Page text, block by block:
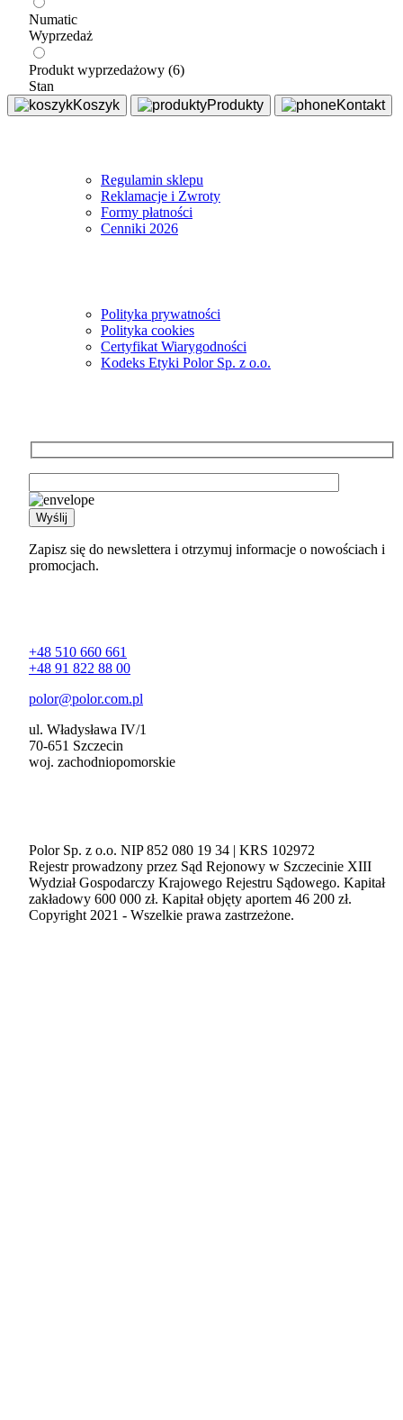
Numatic
Wyprzedaż
Produkt wyprzedażowy (6)
Stan
Koszyk Produkty Kontakt
Regulamin sklepu
Reklamacje i Zwroty
Formy płatności
Cenniki 2026
Polityka prywatności
Polityka cookies
Certyfikat Wiarygodności
Kodeks Etyki Polor Sp. z o.o.
Zapisz się do newslettera i otrzymuj informacje o nowościach i
promocjach.
+48 510 660 661
+48 91 822 88 00
polor@polor.com.pl
ul. Władysława IV/1
70-651 Szczecin
woj. zachodniopomorskie
Polor Sp. z o.o. NIP 852 080 19 34 | KRS 102972
Rejestr prowadzony przez Sąd Rejonowy w Szczecinie XIII
Wydział Gospodarczy Krajowego Rejestru Sądowego. Kapitał
zakładowy 600 000 zł. Kapitał objęty aportem 46 200 zł.
Copyright 2021 - Wszelkie prawa zastrzeżone.